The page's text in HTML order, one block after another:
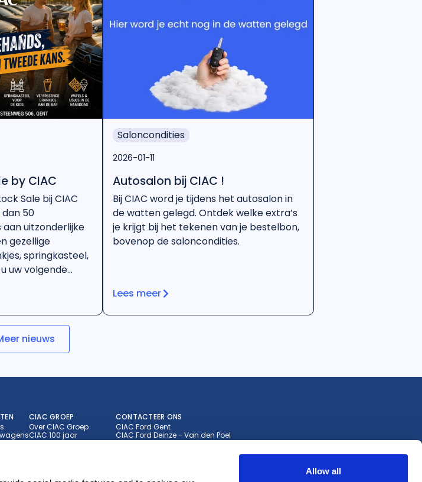
Allow all
by CIAC
Sale bij CIAC
50
uitzonderlijke
gezellige
springkasteel,
uw volgende
Saloncondities
2026-01-11
Autosalon bij CIAC !
Bij CIAC word je tijdens het autosalon in
de watten gelegd. Ontdek welke extra’s
je krijgt bij het tekenen van je bestelbon,
bovenop de saloncondities.
Lees meer
nieuws
CIAC GROEP
Over CIAC Groep
CIAC 100 jaar
Nieuws en evenementen
CONTACTEER ONS
CIAC Ford Gent
CIAC Ford Deinze - Van den Poel
CIAC Ford Eeklo - De Wispelaere